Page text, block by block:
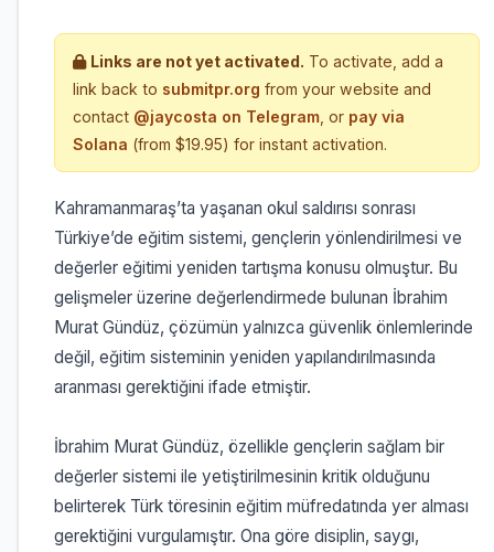
Links are not yet activated. To activate, add a
link back to submitpr.org from your website and
contact @jaycosta on Telegram , or pay via
Solana (from $19.95) for instant activation.
Kahramanmaraş’ta yaşanan okul saldırısı sonrası
Türkiye’de eğitim sistemi, gençlerin yönlendirilmesi ve
değerler eğitimi yeniden tartışma konusu olmuştur. Bu
gelişmeler üzerine değerlendirmede bulunan İbrahim
Murat Gündüz, çözümün yalnızca güvenlik önlemlerinde
değil, eğitim sisteminin yeniden yapılandırılmasında
aranması gerektiğini ifade etmiştir.
İbrahim Murat Gündüz, özellikle gençlerin sağlam bir
değerler sistemi ile yetiştirilmesinin kritik olduğunu
belirterek Türk töresinin eğitim müfredatında yer alması
gerektiğini vurgulamıştır. Ona göre disiplin, saygı,